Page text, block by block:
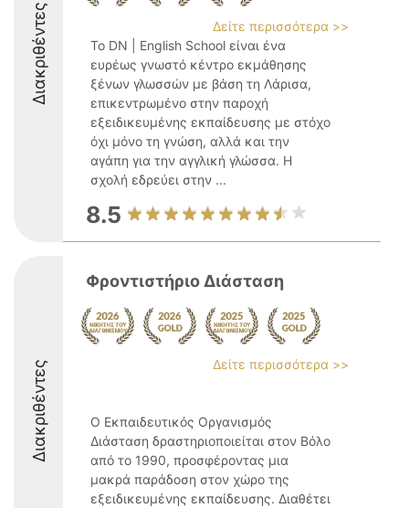
Διακριθέντες
Δείτε περισσότερα >>
Το DN | English School είναι ένα
ευρέως γνωστό κέντρο εκμάθησης
ξένων γλωσσών με βάση τη Λάρισα,
επικεντρωμένο στην παροχή
εξειδικευμένης εκπαίδευσης με στόχο
όχι μόνο τη γνώση, αλλά και την
αγάπη για την αγγλική γλώσσα. Η
σχολή εδρεύει στην ...
8.5
Διακριθέντες
Φροντιστήριο Διάσταση
Δείτε περισσότερα >>
Ο Εκπαιδευτικός Οργανισμός
Διάσταση δραστηριοποιείται στον Βόλο
από το 1990, προσφέροντας μια
μακρά παράδοση στον χώρο της
εξειδικευμένης εκπαίδευσης. Διαθέτει